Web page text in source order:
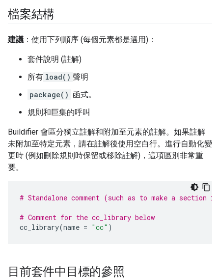
檔案結構
建議 ：使用下列順序 (每個元素都是選用)：
套件說明 (註解)
所有 load() 聲明
package() 函式。
規則和巨集的呼叫
Buildifier 會區分獨立註解和附加至元素的註解。如果註解
未附加至特定元素，請在註解後使用空白行。進行自動化變
更時 (例如刪除規則時保留或移除註解)，這項區別非常重
要。
# Standalone comment (such as to make a section
# Comment for the cc_library below
cc_library(name = "cc" )
目前套件中目標的參照